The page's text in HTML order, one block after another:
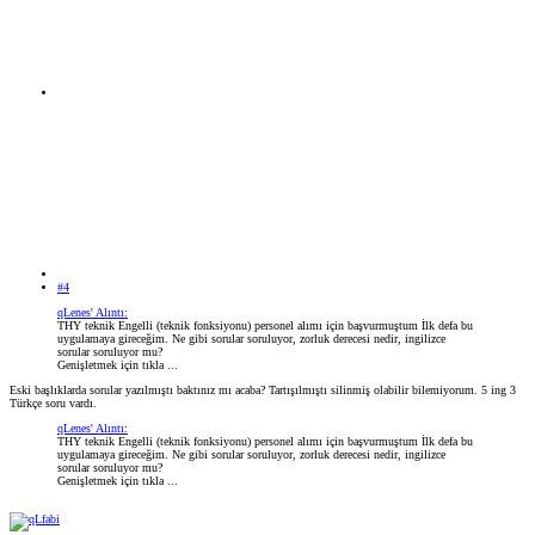
#4
qLenes' Alıntı:
THY teknik Engelli (teknik fonksiyonu) personel alımı için başvurmuştum İlk defa bu
uygulamaya gireceğim. Ne gibi sorular soruluyor, zorluk derecesi nedir, ingilizce
sorular soruluyor mu?
Genişletmek için tıkla ...
Eski başlıklarda sorular yazılmıştı baktınız mı acaba? Tartışılmıştı silinmiş olabilir bilemiyorum. 5 ing 3
Türkçe soru vardı.
qLenes' Alıntı:
THY teknik Engelli (teknik fonksiyonu) personel alımı için başvurmuştum İlk defa bu
uygulamaya gireceğim. Ne gibi sorular soruluyor, zorluk derecesi nedir, ingilizce
sorular soruluyor mu?
Genişletmek için tıkla ...